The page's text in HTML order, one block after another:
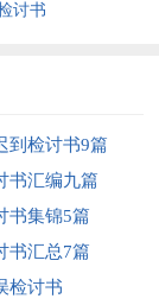
讨书
到检讨书9篇
书汇编九篇
书集锦5篇
书汇总7篇
检讨书